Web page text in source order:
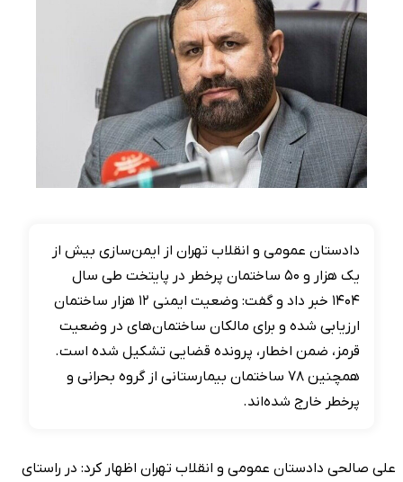
دادستان عمومی و انقلاب تهران از ایمن‌سازی بیش از
یک هزار و ۵۰ ساختمان پرخطر در پایتخت طی سال
۱۴۰۴ خبر داد و گفت: وضعیت ایمنی ۱۲ هزار ساختمان
ارزیابی شده و برای مالکان ساختمان‌های در وضعیت
قرمز، ضمن اخطار، پرونده قضایی تشکیل شده است.
همچنین ۷۸ ساختمان بیمارستانی از گروه بحرانی و
پرخطر خارج شده‌اند.
علی صالحی دادستان عمومی و انقلاب تهران اظهار کرد: در راستای